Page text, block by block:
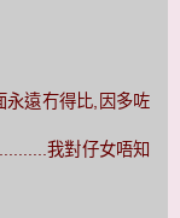
永遠冇得比,因多咗
我對仔女唔知